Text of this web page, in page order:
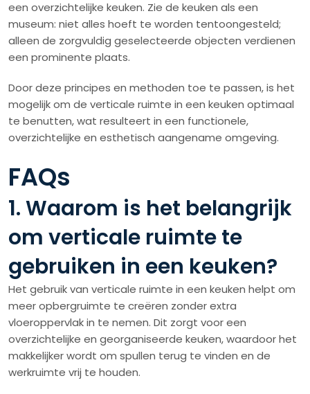
een overzichtelijke keuken. Zie de keuken als een
museum: niet alles hoeft te worden tentoongesteld;
alleen de zorgvuldig geselecteerde objecten verdienen
een prominente plaats.
Door deze principes en methoden toe te passen, is het
mogelijk om de verticale ruimte in een keuken optimaal
te benutten, wat resulteert in een functionele,
overzichtelijke en esthetisch aangename omgeving.
FAQs
1. Waarom is het belangrijk
om verticale ruimte te
gebruiken in een keuken?
Het gebruik van verticale ruimte in een keuken helpt om
meer opbergruimte te creëren zonder extra
vloeroppervlak in te nemen. Dit zorgt voor een
overzichtelijke en georganiseerde keuken, waardoor het
makkelijker wordt om spullen terug te vinden en de
werkruimte vrij te houden.